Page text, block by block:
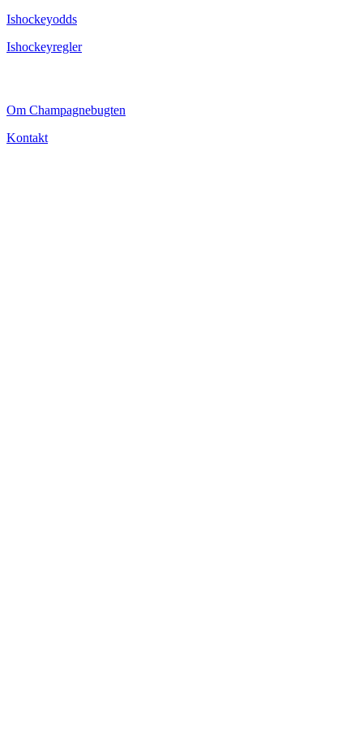
Ishockeyodds
Ishockeyregler
Om Champagnebugten
Kontakt